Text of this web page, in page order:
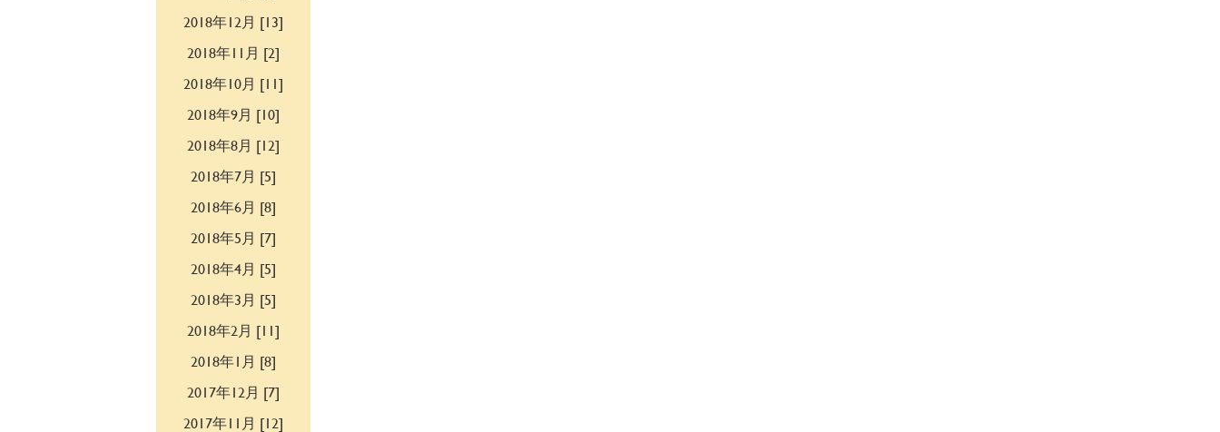
2018年12月 [13]
2018年11月 [2]
2018年10月 [11]
2018年9月 [10]
2018年8月 [12]
2018年7月 [5]
2018年6月 [8]
2018年5月 [7]
2018年4月 [5]
2018年3月 [5]
2018年2月 [11]
2018年1月 [8]
2017年12月 [7]
2017年11月 [12]